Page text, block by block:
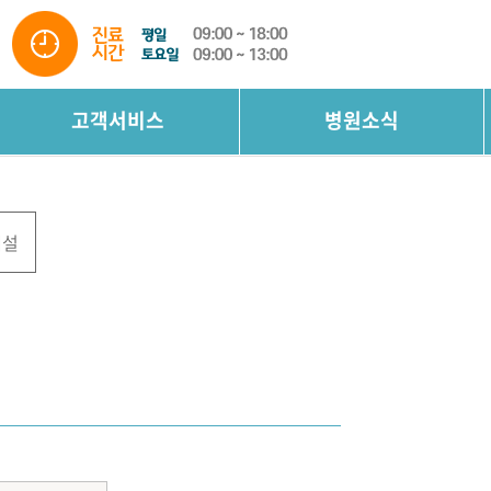
고객서비스 병원소식